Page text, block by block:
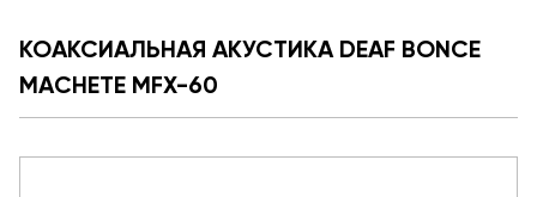
КОАКСИАЛЬНАЯ АКУСТИКА DEAF BONCE
MACHETE MFX-60